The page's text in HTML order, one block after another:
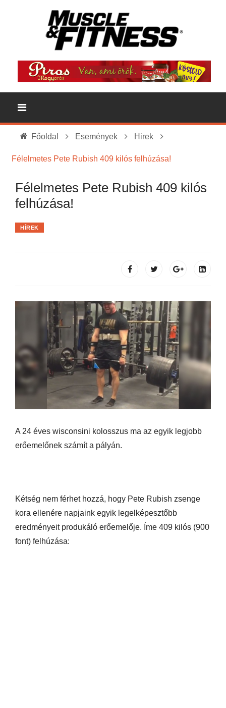
Főoldal Események Hirek
Félelmetes Pete Rubish 409 kilós felhúzása!
Félelmetes Pete Rubish 409 kilós
felhúzása!
HÍREK
A 24 éves wisconsini kolosszus ma az egyik legjobb
erőemelőnek számít a pályán.
Kétség nem férhet hozzá, hogy Pete Rubish zsenge
kora ellenére napjaink egyik legelképesztőbb
eredményeit produkáló erőemelője. Íme 409 kilós (900
font) felhúzása: